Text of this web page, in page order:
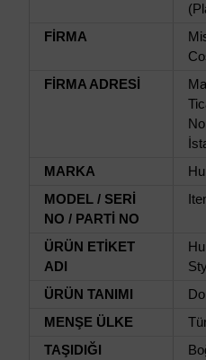
FİRMA
FİRMA ADRESİ
MARKA
MODEL / SERİ
NO / PARTİ NO
ÜRÜN ETİKET
ADI
ÜRÜN TANIMI
MENŞE ÜLKE
TAŞIDIĞI